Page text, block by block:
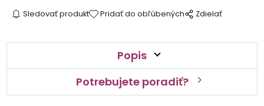
Sledovať produkt Pridať do obľúbených Zdielať
Popis
Potrebujete poradiť?